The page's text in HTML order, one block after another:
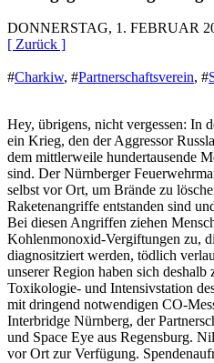
DONNERSTAG, 1. FEBRUAR
[ Zurück ]
#Charkiw, #Partnerschaftsverein, #
Hey, übrigens, nicht vergessen: In
ein Krieg, den der Aggressor
dem mittlerweile hundertausende
sind. Der Nürnberger
selbst vor Ort, um Brände zu
Raketenangriffe entstanden sind
Bei diesen Angriffen ziehen
Kohlenmonoxid-Vergiftungen zu,
diagnositziert werden, tödlich
unserer Region haben sich deshalb
Toxikologie- und Intensivstation
mit dringend notwendigen CO-
Interbridge Nürnberg, der
und Space Eye aus Regensburg.
vor Ort zur Verfügung.